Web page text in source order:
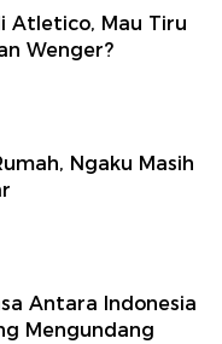
Atletico, Mau Tiru
Wenger?
Ngaku Masih
Antara Indonesia
Mengundang